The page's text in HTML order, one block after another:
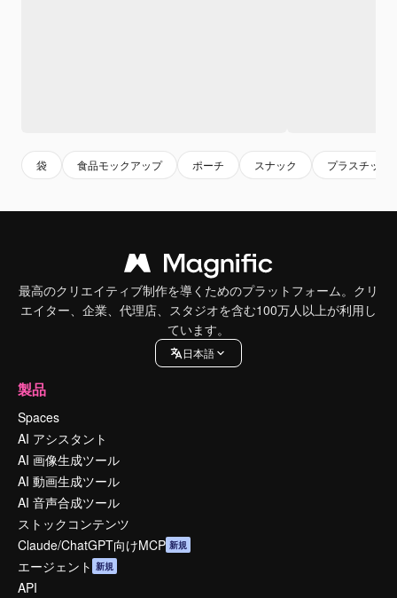
袋 食品モックアップ ポーチ スナック プラスチック
最高のクリエイティブ制作を導くためのプラットフォーム。クリ
エイター、企業、代理店、スタジオを含む100万人以上が利用し
ています。
日本語
製品
Spaces
AI アシスタント
AI 画像生成ツール
AI 動画生成ツール
AI 音声合成ツール
ストックコンテンツ
Claude/ChatGPT向けMCP 新規
エージェント 新規
API